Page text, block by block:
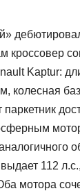
кроссовер
Kaptur:
колесная
112
мотора